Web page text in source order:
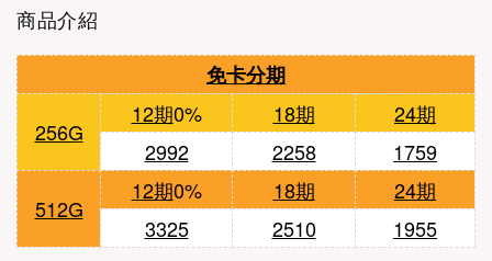
商品介紹
免卡分期
256G
12期0% 18期
24期
2992
2258
1759
512G
12期0% 18期
24期
3325
2510 1955